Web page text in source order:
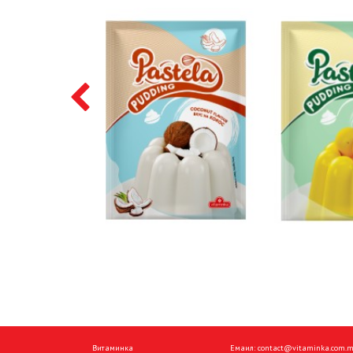
Витаминка Емаил: